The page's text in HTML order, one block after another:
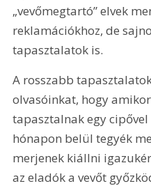
„vevőmegtartó” elvek
reklamációkhoz, de
tapasztalatok is.
A rosszabb
olvasóinkat, hogy
tapasztalnak egy
hónapon belül tegyék
merjenek kiállni
az eladók a vevőt